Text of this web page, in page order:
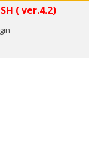
( ver.4.2)